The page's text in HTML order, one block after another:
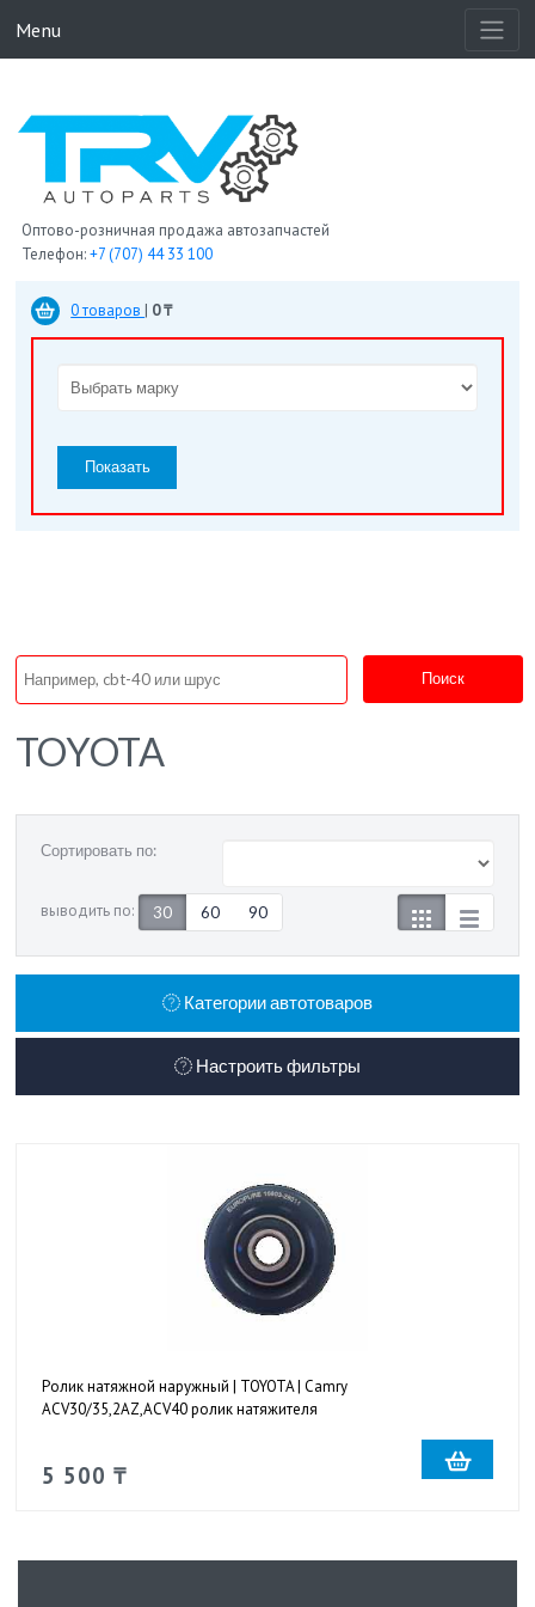
Menu
Оптово-розничная продажа автозапчастей
Телефон:+7 (707) 44 33 100
0 товаров | 0 ₸
Показать
Поиск
TOYOTA
Сортировать по:
выводить по: 30 60 90
Категории автотоваров
Настроить фильтры
Ролик натяжной наружный | TOYOTA | Camry
ACV30/35,2AZ,ACV40 ролик натяжителя
5 500 ₸